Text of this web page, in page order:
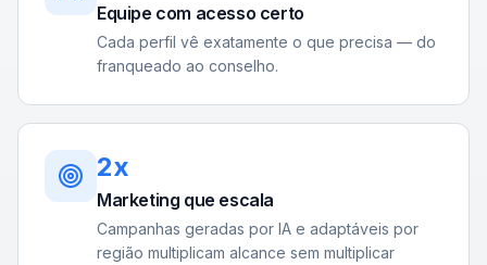
Equipe com acesso certo
Cada perfil vê exatamente o que precisa — do
franqueado ao conselho.
2x
Marketing que escala
Campanhas geradas por IA e adaptáveis por
região multiplicam alcance sem multiplicar